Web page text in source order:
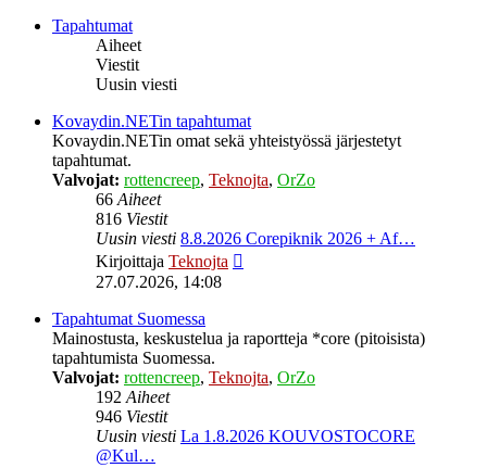
Tapahtumat
Aiheet
Viestit
Uusin viesti
Kovaydin.NETin tapahtumat
Kovaydin.NETin omat sekä yhteistyössä järjestetyt
tapahtumat.
Valvojat: rottencreep, Teknojta, OrZo
66Aiheet
816 Viestit
Uusin viesti 8.8.2026 Corepiknik 2026 + Af…
Kirjoittaja Teknojta
27.07.2026, 14:08
Tapahtumat Suomessa
Mainostusta, keskustelua ja raportteja *core (pitoisista)
tapahtumista Suomessa.
Valvojat: rottencreep, Teknojta, OrZo
192Aiheet
946 Viestit
Uusin viesti La 1.8.2026 KOUVOSTOCORE
@Kul…